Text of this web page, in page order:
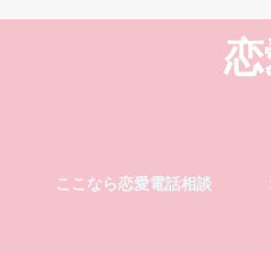
ここなら恋愛電話相談